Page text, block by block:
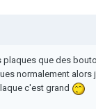
plaques que des
normalement
c'est grand